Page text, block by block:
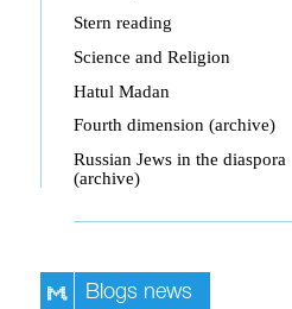
Stern reading
Science and Religion
Hatul Madan
Fourth dimension (archive)
Russian Jews in the diaspora
(archive)
Blogs news